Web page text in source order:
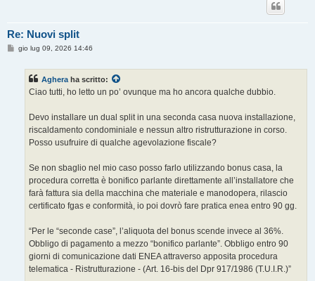
Re: Nuovi split
Mgio lug 09, 2026 14:46
Aghera ha scritto:
Ciao tutti, ho letto un po’ ovunque ma ho ancora qualche dubbio.
Devo installare un dual split in una seconda casa nuova installazione,
riscaldamento condominiale e nessun altro ristrutturazione in corso.
Posso usufruire di qualche agevolazione fiscale?
Se non sbaglio nel mio caso posso farlo utilizzando bonus casa, la
procedura corretta è bonifico parlante direttamente all’installatore che
farà fattura sia della macchina che materiale e manodopera, rilascio
certificato fgas e conformità, io poi dovrò fare pratica enea entro 90 gg.
“Per le “seconde case”, l’aliquota del bonus scende invece al 36%.
Obbligo di pagamento a mezzo “bonifico parlante”. Obbligo entro 90
giorni di comunicazione dati ENEA attraverso apposita procedura
telematica - Ristrutturazione - (Art. 16-bis del Dpr 917/1986 (T.U.I.R.)”